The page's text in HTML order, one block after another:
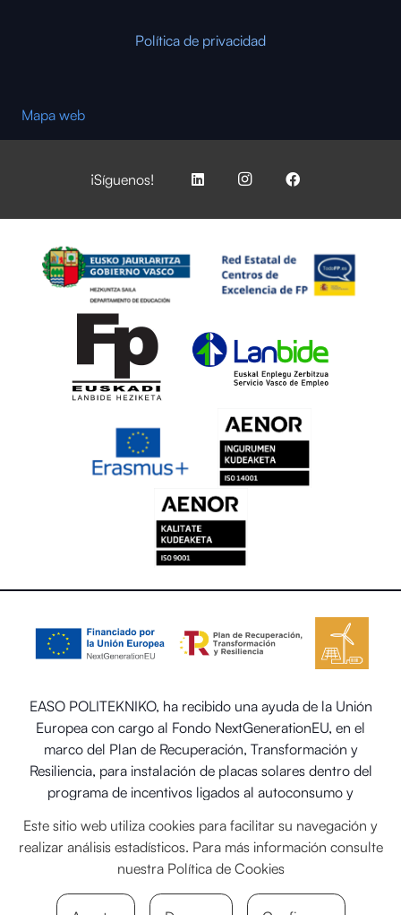
Política de privacidad
Mapa web
¡Síguenos!
EASO POLITEKNIKO, ha recibido una ayuda de la Unión
Europea con cargo al Fondo NextGenerationEU, en el
marco del Plan de Recuperación, Transformación y
Resiliencia, para instalación de placas solares dentro del
programa de incentivos ligados al autoconsumo y
como la implantación de sistemas térmicos renovables en
el sector residencial del Ministerio para la Transición
Ecológica y el Reto Demográfico.
Este sitio web utiliza cookies para facilitar su navegación y
realizar análisis estadísticos. Para más información consulte
nuestra Política de Cookies